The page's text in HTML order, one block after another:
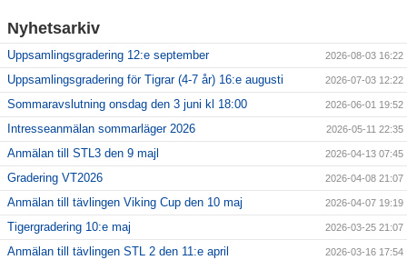
Nyhetsarkiv
Uppsamlingsgradering 12:e september 2026-08-03 16:22
Uppsamlingsgradering för Tigrar (4-7 år) 16:e augusti 2026-07-03 12:22
Sommaravslutning onsdag den 3 juni kl 18:00 2026-06-01 19:52
Intresseanmälan sommarläger 2026 2026-05-11 22:35
Anmälan till STL3 den 9 majl 2026-04-13 07:45
Gradering VT2026 2026-04-08 21:07
Anmälan till tävlingen Viking Cup den 10 maj 2026-04-07 19:19
Tigergradering 10:e maj 2026-03-25 21:07
Anmälan till tävlingen STL 2 den 11:e april 2026-03-16 17:54